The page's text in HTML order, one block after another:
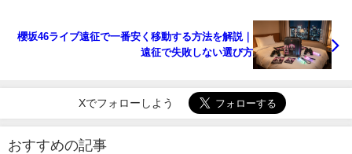
櫻坂46ライブ遠征で一番安く移動する方法を解説｜
遠征で失敗しない選び方
Xでフォローしよう
おすすめの記事